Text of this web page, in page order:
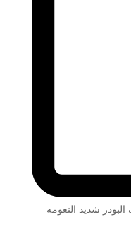
البودر شديد النعومه